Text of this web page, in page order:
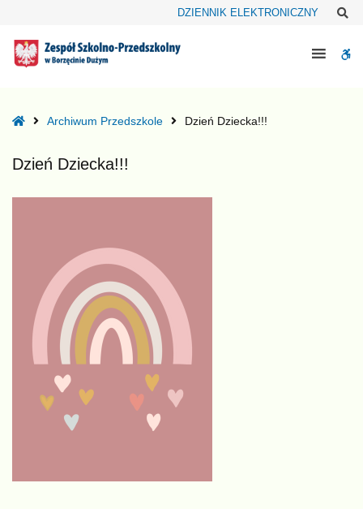
Dziecka!!!
DZIENNIK ELEKTRONICZNY
HomeArchiwum Przedszkole Dzień Dziecka!!!
Dzień Dziecka!!!